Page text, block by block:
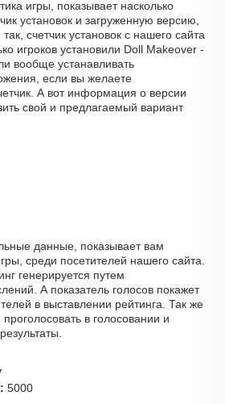
игры, показывает насколько
установок и загруженную версию,
счетчик установок с нашего сайта
игроков установили Doll Makeover -
вообще устанавливать
если вы желаете
А вот информация о версии
свой и предлагаемый вариант
данные, показывает вам
среди посетителей нашего сайта.
генерируется путем
А показатель голосов покажет
в выставлении рейтинга. Так же
в голосовании и
5000